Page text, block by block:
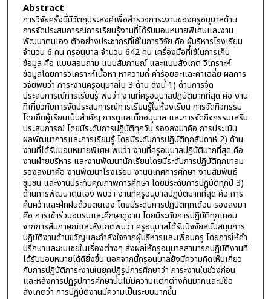
Abstract
การวิจัยครั้งนี้มีวัตถุประสงค์เพื่อสำรวจภาระงานของครูอนุบาลด้าน
การจัดประสบการณ์การเรียนรู้งานที่ได้รับมอบหมายพิเศษและงาน
พัฒนาตนเอง ตัวอย่างประชากรที่ใช้ในการวิจัย คือ ผู้บริหารโรงเรียน
จำนวน 6 คน ครูอนุบาล จำนวน 642 คน เครื่องมือที่ใช้ในการเก็บ
ข้อมูล คือ แบบสอบถาม แบบสัมภาษณ์ และแบบสังเกต วิเคราะห์
ข้อมูลโดยการวิเคราะห์เนื้อหา หาความถี่ ค่าร้อยละและค่าเฉลี่ย ผลการ
วิจัยพบว่า ภาระงานครูอนุบาลใน 3 ด้าน ดังนี้ 1) ด้านการจัด
ประสบการณ์การเรียนรู้ พบว่า งานที่ครูอนุบาลปฏิบัติมากที่สุด คือ งาน
ที่เกี่ยวกับการจัดประสบการณ์การเรียนรู้ในห้องเรียน การจัดกิจกรรม
โดยยึดผู้เรียนเป็นสำคัญ การดูแลเด็กอนุบาล และการจัดกิจกรรมเสริม
ประสบการณ์ โดยมีระดับการปฏิบัติทุกวัน รองลงมาคือ การประเมิน
ผลพัฒนาการและการเรียนรู้ โดยมีระดับการปฏิบัติทุกสัปดาห์ 2) ด้าน
งานที่ได้รับมอบหมายพิเศษ พบว่า งานที่ครูอนุบาลปฏิบัติมากที่สุด คือ
งานฝ่ายบริหาร และงานพัฒนานักเรียนโดยมีระดับการปฏิบัติทุกเทอม
รองลงมาคือ งานพัฒนาโรงเรียน งานนิเทศการศึกษา งานสัมพันธ์
ชุมชน และงานประกันคุณภาพการศึกษา โดยมีระดับการปฏิบัติทุกปี 3)
ด้านการพัฒนาตนเอง พบว่า งานที่ครูอนุบาลปฏิบัติมากที่สุด คือ การ
ค้นคว้าและฝึกฝนด้วยตนเอง โดยมีระดับการปฏิบัติทุกเดือน รองลงมา
คือ การเข้าร่วมอบรมและศึกษาดูงาน โดยมีระดับการปฏิบัติทุกเทอม
จากการสัมภาษณ์และสังเกตพบว่า ครูอนุบาลได้รับปัจจัยสนับสนุนการ
ปฏิบัติงานด้านขวัญและกำลังใจจากผู้บริหารและเพื่อนครู โดยการให้คำ
ปรึกษาและชมเชยในเรื่องต่างๆ ส่งผลให้ครูอนุบาลสามารถปฏิบัติงานที่
ได้รับมอบหมายได้ดียิ่งขึ้น นอกจากนี้ครูอนุบาลยังมีความคิดเห็นเกี่ยว
กับการปฏิบัติภาระงานในยุคปฏิรูปการศึกษาว่า ภาระงานในช่วงก่อน
และหลังการปฏิรูปการศึกษานั้นไม่มีความแตกต่างกันมากและมีข้อ
สังเกตว่า การปฏิบัติงานมีความเป็นระบบมากขึ้น